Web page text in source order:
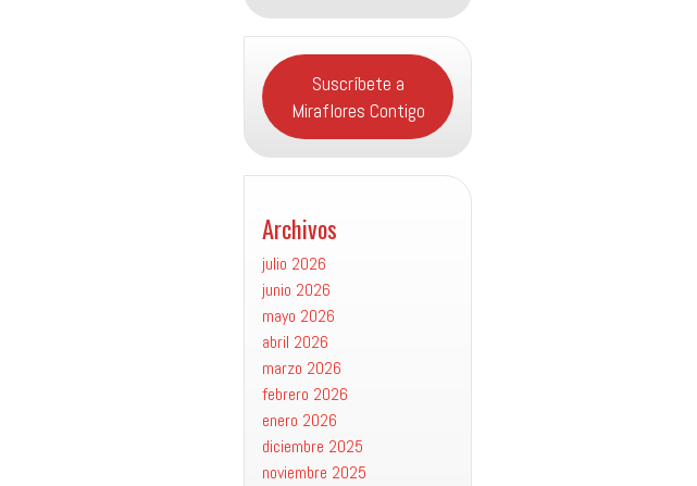
Suscríbete a
Miraflores Contigo
Archivos
julio 2026
junio 2026
mayo 2026
abril 2026
marzo 2026
febrero 2026
enero 2026
diciembre 2025
noviembre 2025